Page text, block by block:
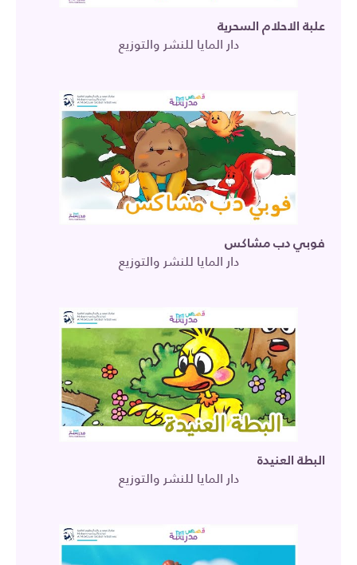
علبة الاحلام السحرية
دار المايا للنشر والتوزيع
فوبي دب مشاكس
دار المايا للنشر والتوزيع
البطة العنيدة
دار المايا للنشر والتوزيع